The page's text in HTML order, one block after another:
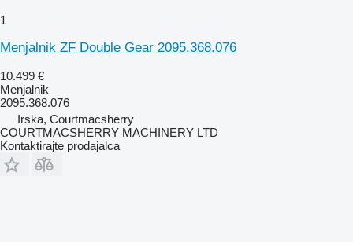
1
Menjalnik ZF Double Gear 2095.368.076
10.499 €
Menjalnik
2095.368.076
Irska, Courtmacsherry
COURTMACSHERRY MACHINERY LTD
Kontaktirajte prodajalca